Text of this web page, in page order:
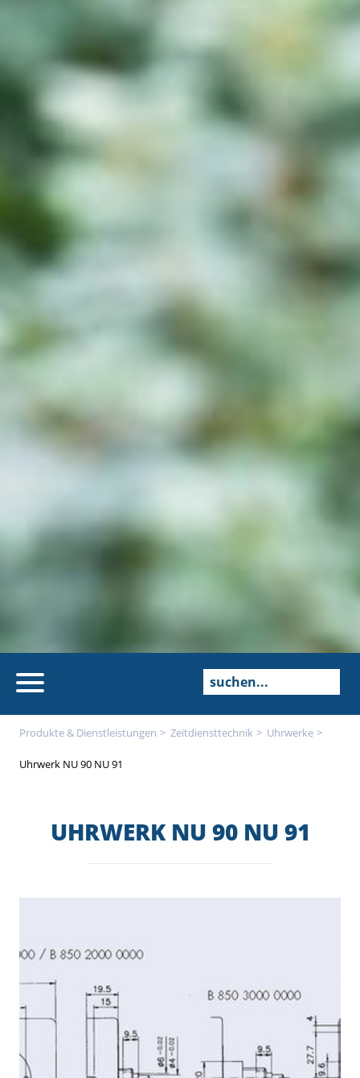
Produkte & Dienstleistungen Zeitdienst­technik Uhrwerke
Uhrwerk NU 90 NU 91
UHRWERK NU 90 NU 91